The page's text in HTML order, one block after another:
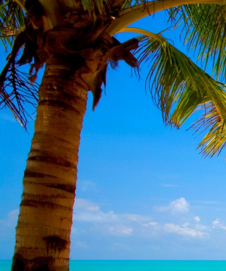
Hogy olyan erőt adjon nekem,
Mely önmagától adódni képtelen:
Saját behatárolt Énem.
16. hét
Hogy bensőmben maradjon rejtve a szellem
Megérzésem tőlem most szigorral ezt
Hogy isteni adottságaim beérvén
Teremjenek lelkem mélyén
Gyümölcsöt saját Énem számára.
17. hét
Így szól a kozmikus Ige,
Melyet érzékeim kapuin
Vezethettem lelkem mélységeibe:
Kozmikus távlataimmal töltsd be
Szellemed mélységeit, hogy
Kitágíthatom-e annyira a lelkem,
Hogy a kozmikus Igével
Melynek csíráját már magába
Úgy sejtem, hogy új erőre kapva
Lelkemet méltóvá kell tennem arra,
Hogy önmagát a szellem ruhájává
19. hét